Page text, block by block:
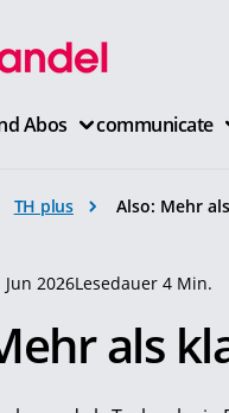
Abos communicate
TH plus Also: Mehr
Jun 2026Lesedauer 4 Min.
als